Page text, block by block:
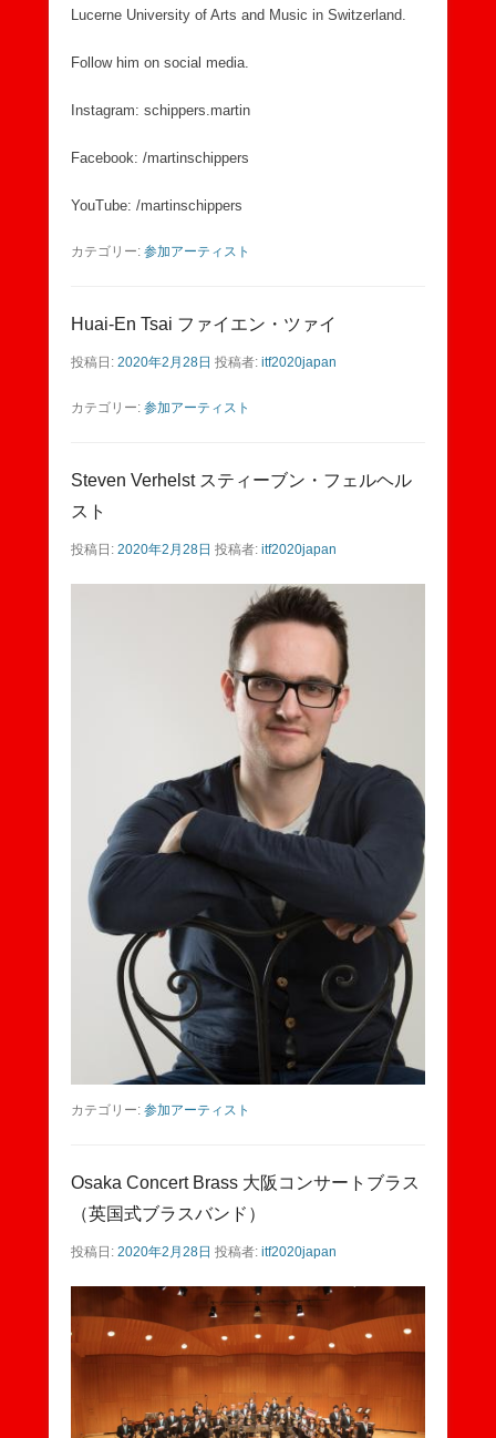
Lucerne University of Arts and Music in Switzerland.
Follow him on social media.
Instagram: schippers.martin
Facebook: /martinschippers
YouTube: /martinschippers
カテゴリー: 参加アーティスト
Huai-En Tsai ファイエン・ツァイ
投稿日: 2020年2月28日 投稿者: itf2020japan
カテゴリー: 参加アーティスト
Steven Verhelst スティーブン・フェルヘル
スト
投稿日: 2020年2月28日 投稿者: itf2020japan
カテゴリー: 参加アーティスト
Osaka Concert Brass 大阪コンサートブラス
（英国式ブラスバンド）
投稿日: 2020年2月28日 投稿者: itf2020japan